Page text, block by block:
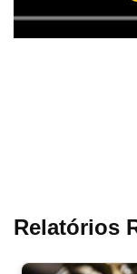
Relatórios